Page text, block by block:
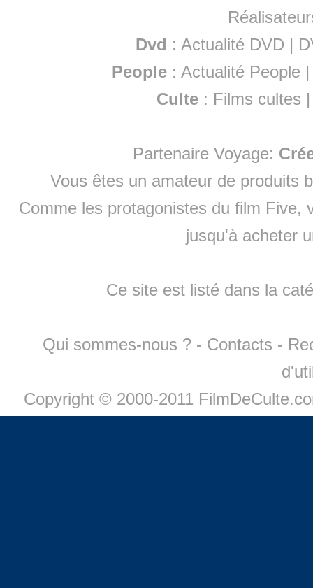
Dvd : Actualité DVD |
People :Actualité People
Culte : Films cultes
Partenaire Voyage:
Vous êtes un amateur de produits
Comme les protagonistes du film Five,
jusqu'à acheter
Ce site est listé dans la
Qui sommes-nous ? - Contacts -
Copyright © 2000-2011